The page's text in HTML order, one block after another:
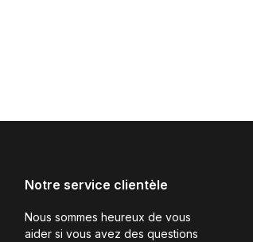
Notre service clientèle
Nous sommes heureux de vous
aider si vous avez des questions